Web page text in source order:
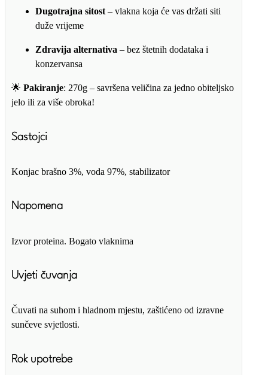
Dugotrajna sitost – vlakna koja će vas držati siti
duže vrijeme
Zdravija alternativa – bez štetnih dodataka i
konzervansa
🌟 Pakiranje: 270g – savršena veličina za jedno obiteljsko
jelo ili za više obroka!
Sastojci
Konjac brašno 3%, voda 97%, stabilizator
Napomena
Izvor proteina. Bogato vlaknima
Uvjeti čuvanja
Čuvati na suhom i hladnom mjestu, zaštićeno od izravne
sunčeve svjetlosti.
Rok upotrebe